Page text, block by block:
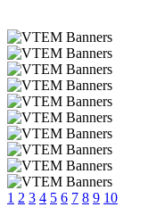
1 2 3 4 5 6 7 8 9 10